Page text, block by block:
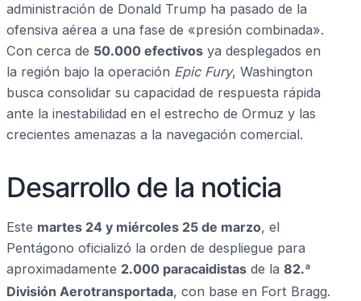
administración de Donald Trump ha pasado de la
ofensiva aérea a una fase de «presión combinada».
Con cerca de 50.000 efectivos ya desplegados en
la región bajo la operación Epic Fury, Washington
busca consolidar su capacidad de respuesta rápida
ante la inestabilidad en el estrecho de Ormuz y las
crecientes amenazas a la navegación comercial.
Desarrollo de la noticia
Este martes 24 y miércoles 25 de marzo, el
Pentágono oficializó la orden de despliegue para
aproximadamente 2.000 paracaidistas de la 82.ª
División Aerotransportada, con base en Fort Bragg.